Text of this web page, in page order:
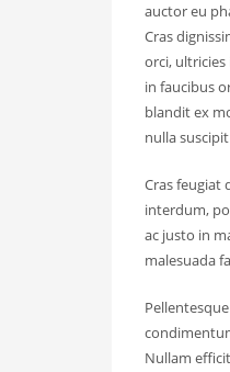
auctor eu
Cras
orci,
in faucibus
blandit ex
nulla
Cras feugiat
interdum,
ac justo in
malesuada
Nullam